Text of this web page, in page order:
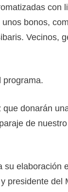
con
bonos,
Vecinos,
programa.
donarán
de
elaboración
presidente del